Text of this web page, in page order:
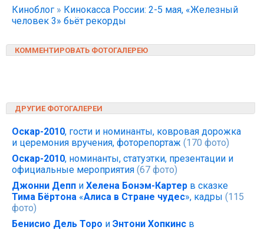
Киноблог » Кинокасса России: 2-5 мая, «Железный
человек 3» бьёт рекорды
КОММЕНТИРОВАТЬ ФОТОГАЛЕРЕЮ
ДРУГИЕ ФОТОГАЛЕРЕИ
Оскар-2010, гости и номинанты, ковровая дорожка
и церемония вручения, фоторепортаж (170 фото)
Оскар-2010, номинанты, статуэтки, презентации и
официальные мероприятия (67 фото)
Джонни Депп и Хелена Бонэм-Картер в сказке
Тима Бёртона «Алиса в Стране чудес», кадры (115
фото)
Бенисио Дель Торо и Энтони Хопкинс в